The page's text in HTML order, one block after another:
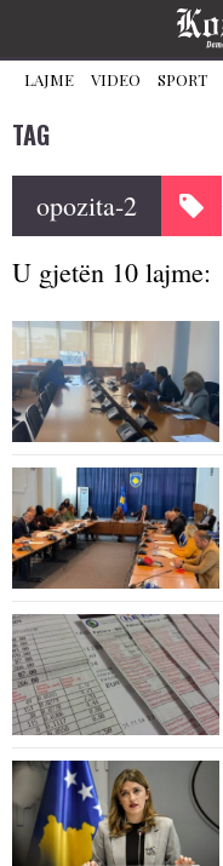
LAJME VIDEO SPORT
TAG
opozita-2
U gjetën 10 lajme: